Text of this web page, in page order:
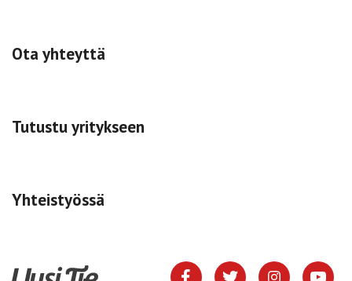
Ota yhteyttä
Tutustu yritykseen
Yhteistyössä